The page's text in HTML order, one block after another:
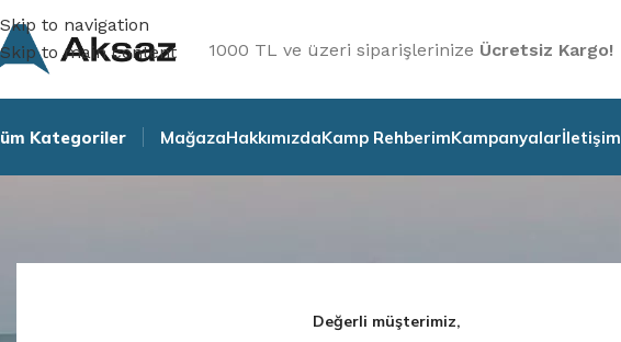
Skip to navigation
Skip to main content
1000 TL ve üzeri siparişlerinize Ücretsiz Kargo!
Kategoriler MağazaHakkımızdaKamp RehberimKampanyalarİletişim
Değerli müşterimiz,